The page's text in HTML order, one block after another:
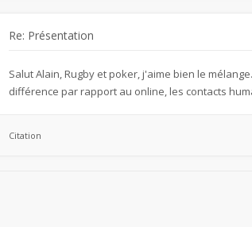
Re: Présentation
Salut Alain, Rugby et poker, j'aime bien le
différence par rapport au online, les contacts
Citation